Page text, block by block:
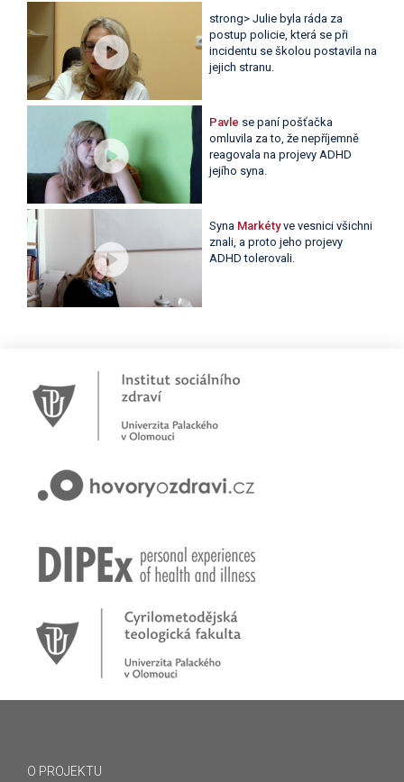
strong> Julie byla ráda za
postup policie, která se při
incidentu se školou postavila na
jejich stranu.
Pavle se paní pošťačka
omluvila za to, že nepříjemně
reagovala na projevy ADHD
jejího syna.
Syna Markétyve vesnici všichni
znali, a proto jeho projevy
ADHD tolerovali.
O PROJEKTU